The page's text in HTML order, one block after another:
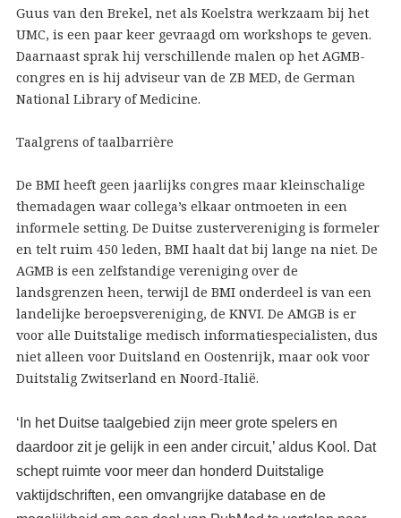
Guus van den Brekel, net als Koelstra werkzaam bij het
UMC, is een paar keer gevraagd om workshops te geven.
Daarnaast sprak hij verschillende malen op het AGMB-
congres en is hij adviseur van de ZB MED, de German
National Library of Medicine.
Taalgrens of taalbarrière
De BMI heeft geen jaarlijks congres maar kleinschalige
themadagen waar collega’s elkaar ontmoeten in een
informele setting. De Duitse zustervereniging is formeler
en telt ruim 450 leden, BMI haalt dat bij lange na niet. De
AGMB is een zelfstandige vereniging over de
landsgrenzen heen, terwijl de BMI onderdeel is van een
landelijke beroepsvereniging, de KNVI. De AMGB is er
voor alle Duitstalige medisch informatiespecialisten, dus
niet alleen voor Duitsland en Oostenrijk, maar ook voor
Duitstalig Zwitserland en Noord-Italië.
‘In het Duitse taalgebied zijn meer grote spelers en
daardoor zit je gelijk in een ander circuit,’ aldus Kool. Dat
schept ruimte voor meer dan honderd Duitstalige
vaktijdschriften, een omvangrijke database en de